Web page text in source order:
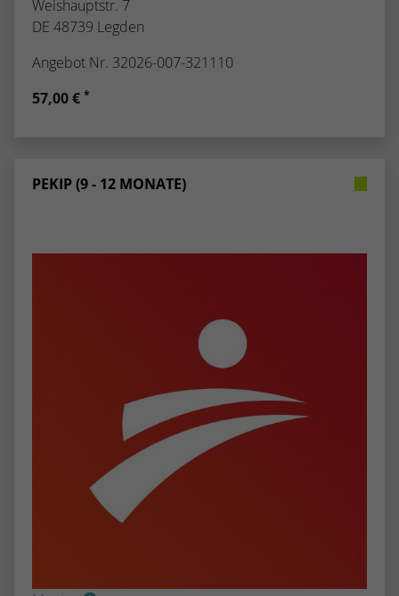
Weishauptstr. 7
DE 48739 Legden
Angebot Nr. 32026-007-321110
57,00 € *
PEKIP (9 - 12 MONATE)